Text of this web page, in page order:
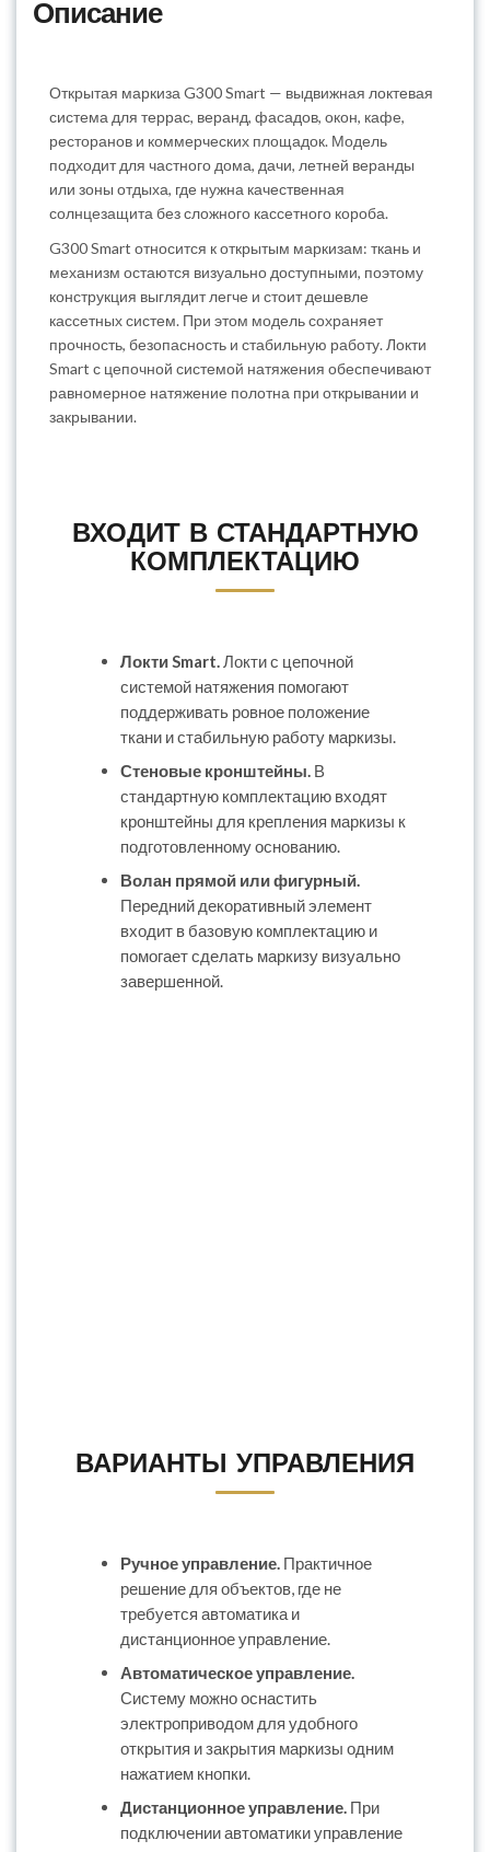
Описание
Открытая маркиза G300 Smart — выдвижная локтевая
система для террас, веранд, фасадов, окон, кафе,
ресторанов и коммерческих площадок. Модель
подходит для частного дома, дачи, летней веранды
или зоны отдыха, где нужна качественная
солнцезащита без сложного кассетного короба.
G300 Smart относится к открытым маркизам: ткань и
механизм остаются визуально доступными, поэтому
конструкция выглядит легче и стоит дешевле
кассетных систем. При этом модель сохраняет
прочность, безопасность и стабильную работу. Локти
Smart с цепочной системой натяжения обеспечивают
равномерное натяжение полотна при открывании и
закрывании.
ВХОДИТ В СТАНДАРТНУЮ
КОМПЛЕКТАЦИЮ
Локти Smart.Локти с цепочной
системой натяжения помогают
поддерживать ровное положение
ткани и стабильную работу маркизы.
Стеновые кронштейны. В
стандартную комплектацию входят
кронштейны для крепления маркизы к
подготовленному основанию.
Волан прямой или фигурный.
Передний декоративный элемент
входит в базовую комплектацию и
помогает сделать маркизу визуально
завершенной.
ВАРИАНТЫ УПРАВЛЕНИЯ
Ручное управление. Практичное
решение для объектов, где не
требуется автоматика и
дистанционное управление.
Автоматическое управление.
Систему можно оснастить
электроприводом для удобного
открытия и закрытия маркизы одним
нажатием кнопки.
Дистанционное управление. При
подключении автоматики управление